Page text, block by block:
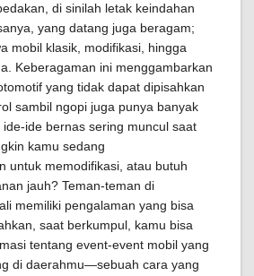
di sinilah letak keindahan
yang datang juga beragam;
mobil klasik, modifikasi, hingga
Keberagaman ini menggambarkan
yang tidak dapat dipisahkan
sambil ngopi juga punya banyak
ide bernas sering muncul saat
kamu sedang
untuk memodifikasi, atau butuh
jauh? Teman-teman di
memiliki pengalaman yang bisa
saat berkumpul, kamu bisa
tentang event-event mobil yang
di daerahmu—sebuah cara yang